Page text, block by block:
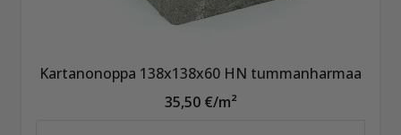
Kartanonoppa 138x138x60 HN tummanharmaa
35,50 €/m²